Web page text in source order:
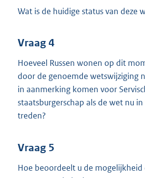
Wat is de huidige status van deze
Vraag 4
Hoeveel Russen wonen op dit
door de genoemde wetswijziging
in aanmerking komen voor
staatsburgerschap als de wet nu
treden?
Vraag 5
Hoe beoordeelt u de mogelijkheid